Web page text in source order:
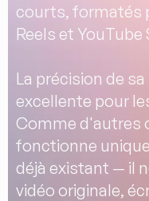
courts, formatés
Reels et
La précision de
excellente pour
Comme d'autres
fonctionne
déjà existant — il
vidéo originale,